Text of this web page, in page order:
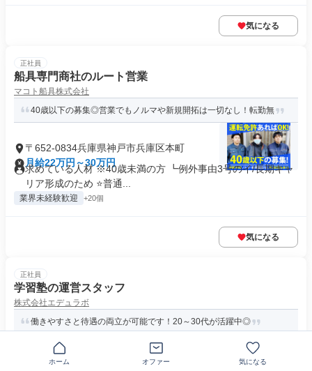
気になる
正社員
船具専門商社のルート営業
マコト船具株式会社
40歳以下の募集◎営業でもノルマや新規開拓は一切なし！転勤無
〒652-0834兵庫県神戸市兵庫区本町
月給22万円～30万円
求めている人材 ※40歳未満の方 ┗例外事由3号のイ/長期キャ
リア形成のため ⭐普通...
業界未経験歓迎 +20個
気になる
正社員
学習塾の運営スタッフ
株式会社エデュラボ
働きやすさと待遇の両立が可能です！20～30代が活躍中◎
〒652-0805兵庫県神戸市兵庫区羽坂通
ホーム オファー 気になる